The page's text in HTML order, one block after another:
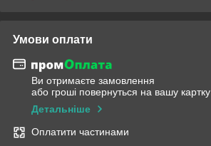
Умови оплати
Ви отримаєте замовлення
або гроші повернуться на вашу картку
Детальніше
Оплатити частинами